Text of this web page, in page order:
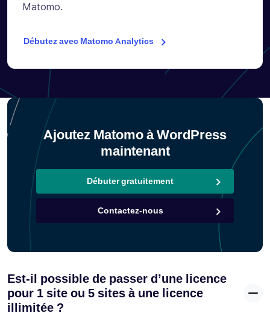
Matomo.
Débutez avec Matomo Analytics
Ajoutez Matomo à WordPress
maintenant
Débuter gratuitement
Contactez-nous
Est-il possible de passer d’une licence
pour 1 site ou 5 sites à une licence
illimitée ?